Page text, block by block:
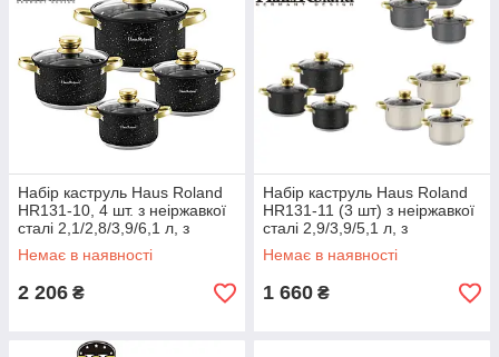
Набір каструль Haus Roland
HR131-10, 4 шт. з неіржавкої
сталі 2,1/2,8/3,9/6,1 л, з
гранітним покриттям. Чорний
(HR131-10) ЕКОБОКС
Немає в наявності
2 206 ₴
Набір каструль Haus Roland
HR131-11 (3 шт) з неіржавкої
сталі 2,9/3,9/5,1 л, з
гранітним покриттям, Чорний
Сірий і бежевий
Немає в наявності
1 660 ₴